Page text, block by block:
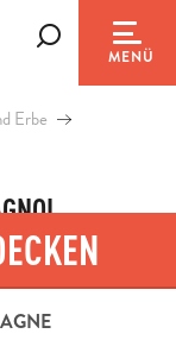
MENÜ
Erbe